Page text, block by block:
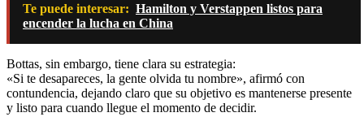
Te puede interesar: Hamilton y Verstappen listos para
encender la lucha en China
Bottas, sin embargo, tiene clara su estrategia:
«Si te desapareces, la gente olvida tu nombre», afirmó con
contundencia, dejando claro que su objetivo es mantenerse presente
y listo para cuando llegue el momento de decidir.